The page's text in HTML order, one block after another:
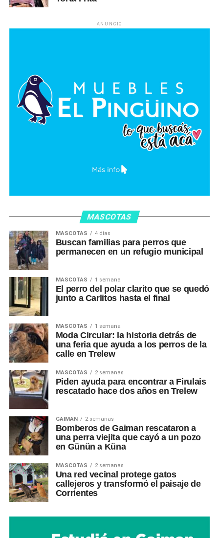
ANUNCIO
MASCOTAS
MASCOTAS 4 días
Buscan familias para perros que
permanecen en un refugio municipal
MASCOTAS 1 semana
El perro del polar clarito que se quedó
junto a Carlitos hasta el final
MASCOTAS 1 semana
Moda Circular: la historia detrás de
una feria que ayuda a los perros de la
calle en Trelew
MASCOTAS 2 semanas
Piden ayuda para encontrar a Firulais
rescatado hace dos años en Trelew
GAIMAN 2 semanas
Bomberos de Gaiman rescataron a
una perra viejita que cayó a un pozo
en Günün a Küna
MASCOTAS 2 semanas
Una red vecinal protege gatos
callejeros y transformó el paisaje de
Corrientes